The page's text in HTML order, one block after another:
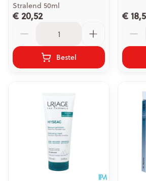
Stralend 50ml
€ 20,52
Bestel
€